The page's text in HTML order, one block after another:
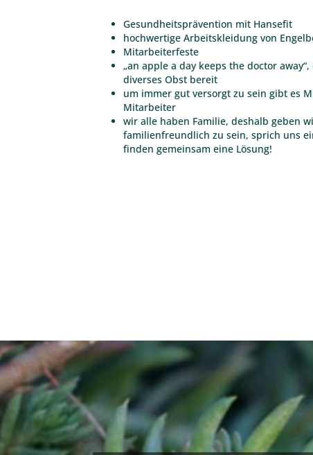
Gesundheitsprävention mit Hansefit
hochwertige Arbeitskleidung von
Mitarbeiterfeste
„an apple a day keeps the doctor
diverses Obst bereit
um immer gut versorgt zu sein gibt es
Mitarbeiter
wir alle haben Familie, deshalb geben
familienfreundlich zu sein, sprich uns
finden gemeinsam eine Lösung!